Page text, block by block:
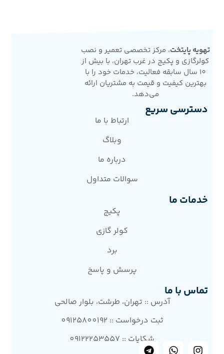
تهویه پایتخت، مرکز تخصصی تعمیر و نصب
کولرگازی و پکیج در غرب تهران، با بیش از
10 سال سابقه فعالیت، خدمات خود را با
بهترین کیفیت و قیمت به مشتریان ارائه
می‌دهد.
دسترسی سریع
ارتباط با ما
وبلاگ
درباره ما
سوالات متداول
خدمات ما
پکیج
کولر گازی
برد
پرسش و پاسخ
تماس با ما
آدرس :: تهران، طرشت، بلوار صالحی
ثبت درخواست :: 09125800192
شکایات :: 09122253557